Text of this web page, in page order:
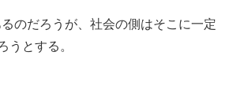
のだろうが、社会の側はそこに一定
うとする。